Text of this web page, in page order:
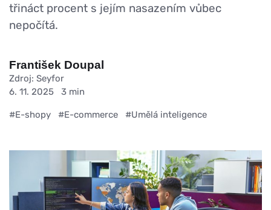
třináct procent s jejím nasazením vůbec
nepočítá.
František Doupal
Zdroj: Seyfor
6. 11. 2025
3 min
#E-shopy #E-commerce #Umělá inteligence